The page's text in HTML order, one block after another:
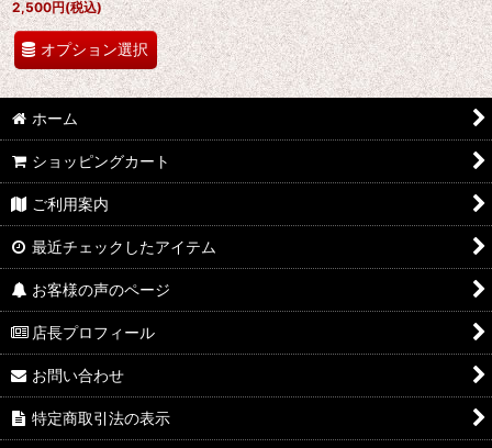
2,500円(税込)
オプション選択
ホーム
ショッピングカート
ご利用案内
最近チェックしたアイテム
お客様の声のページ
店長プロフィール
お問い合わせ
特定商取引法の表示